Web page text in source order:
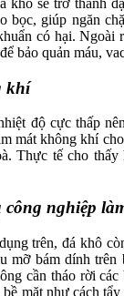
khô sẽ trở thành
bọc, giúp ngăn
có hại. Ngoài
bảo quản máu,
khí
độ cực thấp
mát không khí
Thực tế cho
nghiệp
trên, đá khô
mỡ bám dính trên
cần tháo rời
mặt như cách